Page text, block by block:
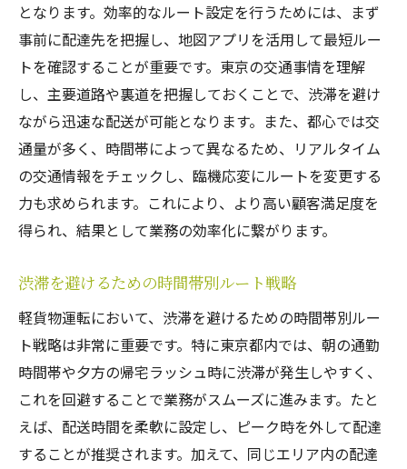
となります。効率的なルート設定を行うためには、まず
事前に配達先を把握し、地図アプリを活用して最短ルー
トを確認することが重要です。東京の交通事情を理解
し、主要道路や裏道を把握しておくことで、渋滞を避け
ながら迅速な配送が可能となります。また、都心では交
通量が多く、時間帯によって異なるため、リアルタイム
の交通情報をチェックし、臨機応変にルートを変更する
力も求められます。これにより、より高い顧客満足度を
得られ、結果として業務の効率化に繋がります。
渋滞を避けるための時間帯別ルート戦略
軽貨物運転において、渋滞を避けるための時間帯別ルー
ト戦略は非常に重要です。特に東京都内では、朝の通勤
時間帯や夕方の帰宅ラッシュ時に渋滞が発生しやすく、
これを回避することで業務がスムーズに進みます。たと
えば、配送時間を柔軟に設定し、ピーク時を外して配達
することが推奨されます。加えて、同じエリア内の配達